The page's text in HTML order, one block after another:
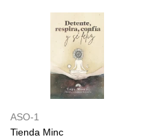
ASO-1
Tienda Minc